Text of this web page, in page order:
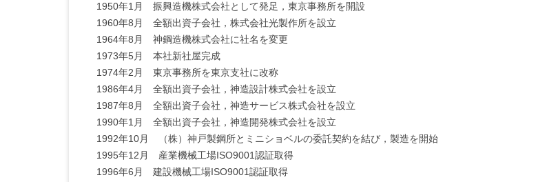
1950年1月 振興造機株式会社として発足，東京事務所を開設
1960年8月 全額出資子会社，株式会社光製作所を設立
1964年8月 神鋼造機株式会社に社名を変更
1973年5月 本社新社屋完成
1974年2月 東京事務所を東京支社に改称
1986年4月 全額出資子会社，神造設計株式会社を設立
1987年8月 全額出資子会社，神造サービス株式会社を設立
1990年1月 全額出資子会社，神造開発株式会社を設立
1992年10月 （株）神戸製鋼所とミニショベルの委託契約を結び，製造を開始
1995年12月 産業機械工場ISO9001認証取得
1996年6月 建設機械工場ISO9001認証取得